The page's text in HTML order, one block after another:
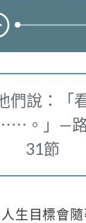
說：「
。」—
31節
生目標會